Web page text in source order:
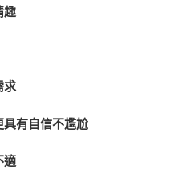
趣
求
有自信不尷尬
適